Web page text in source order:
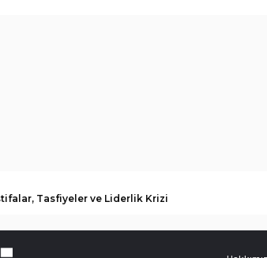
Tasfiyeler ve Liderlik Krizi